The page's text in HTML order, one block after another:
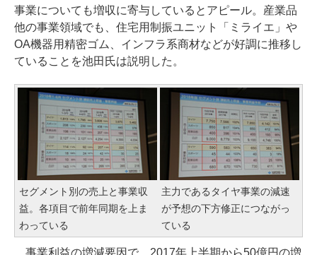
事業についても増収に寄与しているとアピール。産業品
他の事業領域でも、住宅用制振ユニット「ミライエ」や
OA機器用精密ゴム、インフラ系商材などが好調に推移し
ていることを池田氏は説明した。
セグメント別の売上と事業収
益。各項目で前年同期を上ま
わっている
主力であるタイヤ事業の減速
が予想の下方修正につながっ
ている